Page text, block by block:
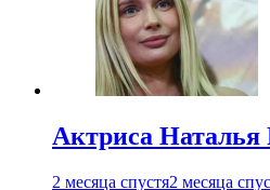
Актриса Наталья
2 месяца спустя2 месяца